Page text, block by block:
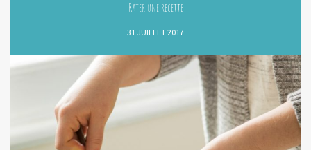
Rater une recette
31 JUILLET 2017